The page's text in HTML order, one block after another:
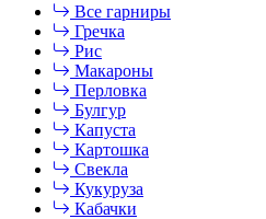
Все гарниры
Гречка
Рис
Макароны
Перловка
Булгур
Капуста
Картошка
Свекла
Кукуруза
Кабачки